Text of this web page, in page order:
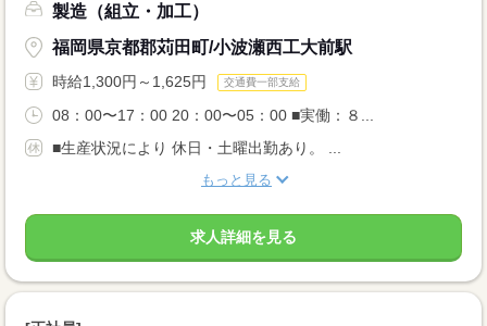
製造（組立・加工）
福岡県京都郡苅田町/小波瀬西工大前駅
時給1,300円～1,625円 交通費一部支給
08：00〜17：00 20：00〜05：00 ■実働：８...
■生産状況により 休日・土曜出勤あり。 ...
もっと見る
求人詳細を見る